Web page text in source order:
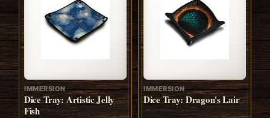
IMMERSION
Dice Tray: Artistic Jelly
Fish
IMMERSION
Dice Tray: Dragon's Lair